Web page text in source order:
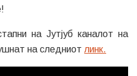
на Јутјуб каналот на
на следниот линк.